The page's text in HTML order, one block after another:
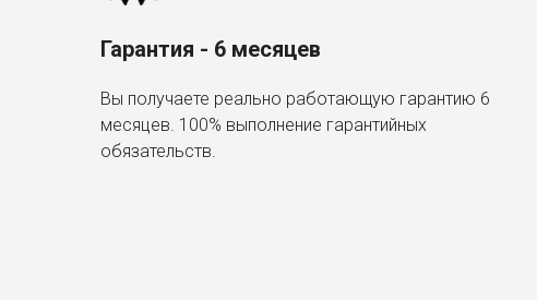
Гарантия - 6 месяцев
Вы получаете реально работающую гарантию 6
месяцев. 100% выполнение гарантийных
обязательств.